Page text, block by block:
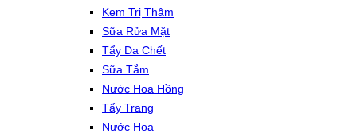
Kem Trị Thâm
Sữa Rửa Mặt
Tẩy Da Chết
Sữa Tắm
Nước Hoa Hồng
Tẩy Trang
Nước Hoa